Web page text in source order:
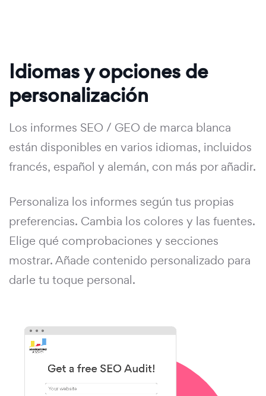
Idiomas y opciones de
personalización
Los informes SEO / GEO de marca blanca
están disponibles en varios idiomas, incluidos
francés, español y alemán, con más por añadir.
Personaliza los informes según tus propias
preferencias. Cambia los colores y las fuentes.
Elige qué comprobaciones y secciones
mostrar. Añade contenido personalizado para
darle tu toque personal.